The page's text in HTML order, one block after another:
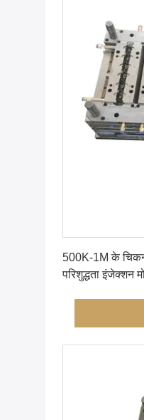
500K-1M के
परिशुद्धता इंजेक्शन